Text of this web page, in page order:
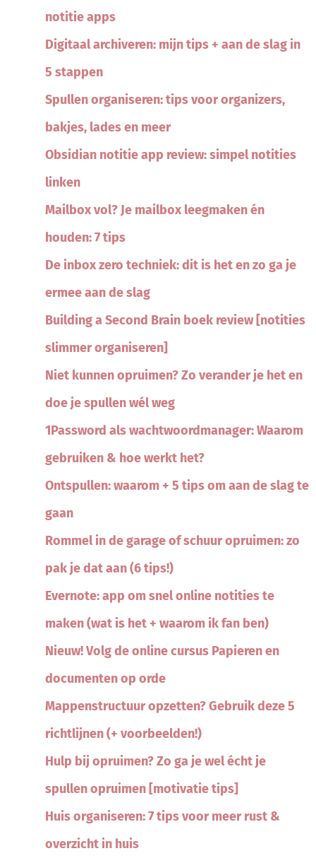
notitie apps
Digitaal archiveren: mijn tips + aan de slag in
5 stappen
Spullen organiseren: tips voor organizers,
bakjes, lades en meer
Obsidian notitie app review: simpel notities
linken
Mailbox vol? Je mailbox leegmaken én
houden: 7 tips
De inbox zero techniek: dit is het en zo ga je
ermee aan de slag
Building a Second Brain boek review [notities
slimmer organiseren]
Niet kunnen opruimen? Zo verander je het en
doe je spullen wél weg
1Password als wachtwoordmanager: Waarom
gebruiken & hoe werkt het?
Ontspullen: waarom + 5 tips om aan de slag te
gaan
Rommel in de garage of schuur opruimen: zo
pak je dat aan (6 tips!)
Evernote: app om snel online notities te
maken (wat is het + waarom ik fan ben)
Nieuw! Volg de online cursus Papieren en
documenten op orde
Mappenstructuur opzetten? Gebruik deze 5
richtlijnen (+ voorbeelden!)
Hulp bij opruimen? Zo ga je wel écht je
spullen opruimen [motivatie tips]
Huis organiseren: 7 tips voor meer rust &
overzicht in huis